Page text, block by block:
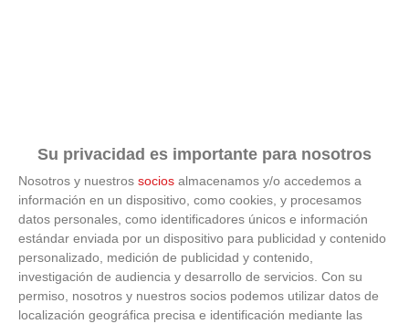
Su privacidad es importante para nosotros
Nosotros y nuestros socios almacenamos y/o accedemos a
información en un dispositivo, como cookies, y procesamos
datos personales, como identificadores únicos e información
estándar enviada por un dispositivo para publicidad y contenido
personalizado, medición de publicidad y contenido,
investigación de audiencia y desarrollo de servicios. Con su
permiso, nosotros y nuestros socios podemos utilizar datos de
localización geográfica precisa e identificación mediante las